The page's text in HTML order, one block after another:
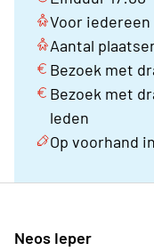
Voor iedereen
Aantal
Bezoek met
Bezoek met
leden
Op voorhand
Neos Ieper